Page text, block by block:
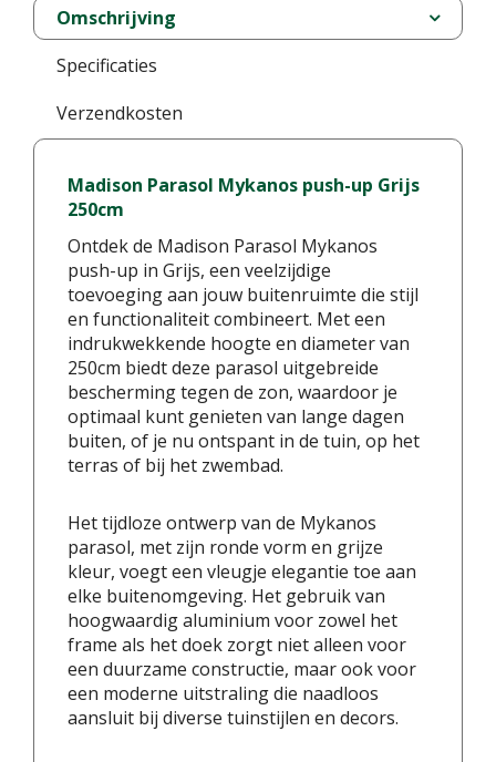
Omschrijving
Specificaties
Verzendkosten
Madison Parasol Mykanos push-up Grijs
250cm
Ontdek de Madison Parasol Mykanos
push-up in Grijs, een veelzijdige
toevoeging aan jouw buitenruimte die stijl
en functionaliteit combineert. Met een
indrukwekkende hoogte en diameter van
250cm biedt deze parasol uitgebreide
bescherming tegen de zon, waardoor je
optimaal kunt genieten van lange dagen
buiten, of je nu ontspant in de tuin, op het
terras of bij het zwembad.
Het tijdloze ontwerp van de Mykanos
parasol, met zijn ronde vorm en grijze
kleur, voegt een vleugje elegantie toe aan
elke buitenomgeving. Het gebruik van
hoogwaardig aluminium voor zowel het
frame als het doek zorgt niet alleen voor
een duurzame constructie, maar ook voor
een moderne uitstraling die naadloos
aansluit bij diverse tuinstijlen en decors.